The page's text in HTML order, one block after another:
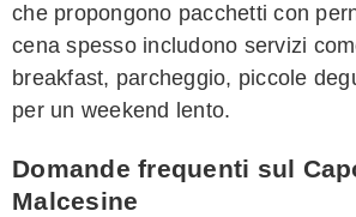
che propongono pacchetti con
cena spesso includono servizi
breakfast, parcheggio, piccole
per un weekend lento.
Domande frequenti sul
Malcesine